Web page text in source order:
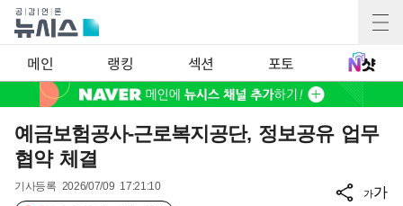
메인 랭킹 섹션 포토
예금보험공사-근로복지공단, 정보공유 업무
협약 체결
기사등록 2026/07/09 17:21:10
가가